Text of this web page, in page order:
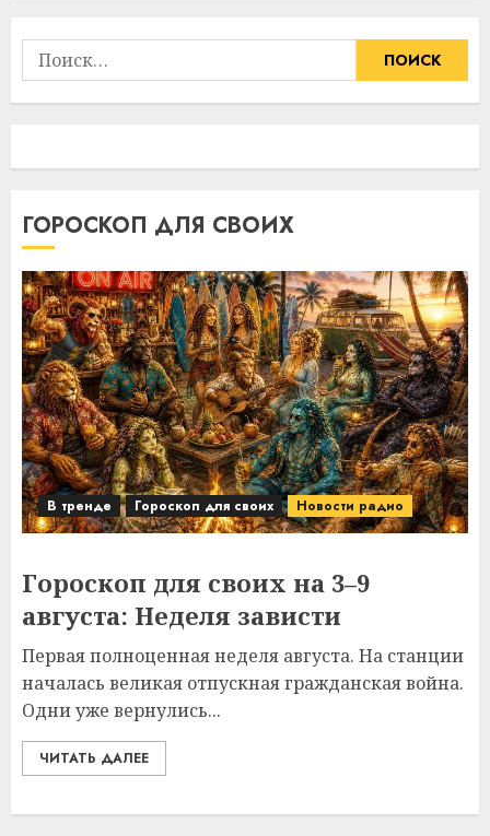
Найти:
ГОРОСКОП ДЛЯ СВОИХ
В тренде Гороскоп для своих Новости радио
Гороскоп для своих на 3–9
августа: Неделя зависти
Первая полноценная неделя августа. На станции
началась великая отпускная гражданская война.
Одни уже вернулись...
ЧИТАТЬ ДАЛЕЕ